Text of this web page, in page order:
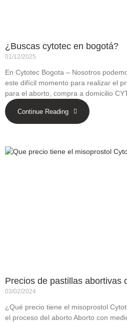
¿Buscas cytotec en bogotá?
01/12/2025
En Cytotec Bogota – Nosotros
este difícil momento para realizar el
para el aborto, compra a domicilio
Continue Reading
Precios de pastillas abortivas
03/02/2024
¿Qué precio tiene el misoprostol
el proceso del aborto Aborto con